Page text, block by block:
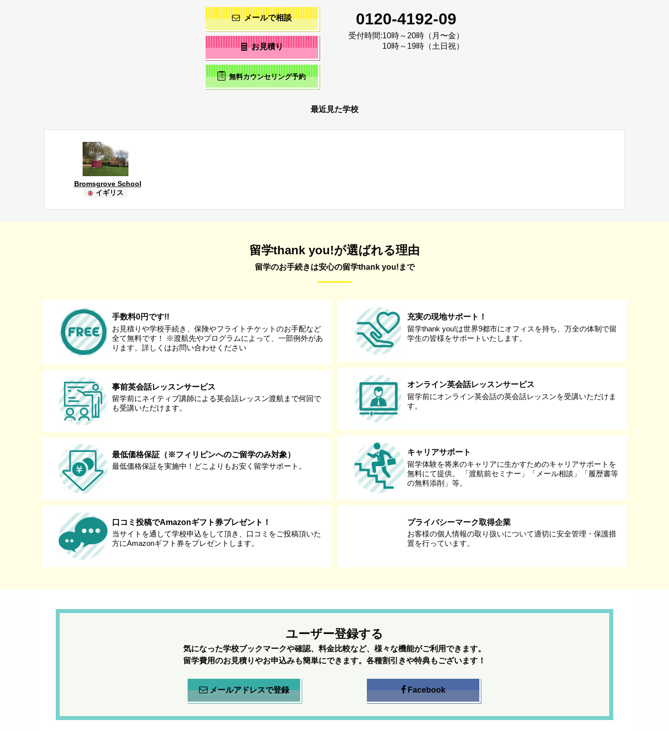
メールで相談
お見積り
無料カウンセリング予約
0120-4192-09
受付時間:10時～20時（月〜金）
10時～19時（土日祝）
最近見た学校
Bromsgrove School
イギリス
留学thank you!が選ばれる理由
留学のお手続きは安心の留学thank you!まで
手数料0円です!!
お見積りや学校手続き、保険やフライトチケットのお手配など
全て無料です！ ※渡航先やプログラムによって、一部例外があ
ります。詳しくはお問い合わせください
事前英会話レッスンサービス
留学前にネイティブ講師による英会話レッスン渡航まで何回で
も受講いただけます。
最低価格保証（※フィリピンへのご留学のみ対象）
最低価格保証を実施中！どこよりもお安く留学サポート。
口コミ投稿でAmazonギフト券プレゼント！
当サイトを通して学校申込をして頂き、口コミをご投稿頂いた
方にAmazonギフト券をプレゼントします。
充実の現地サポート！
留学thank you!は世界9都市にオフィスを持ち、万全の体制で留
学生の皆様をサポートいたします。
オンライン英会話レッスンサービス
留学前にオンライン英会話の英会話レッスンを受講いただけま
す。
キャリアサポート
留学体験を将来のキャリアに生かすためのキャリアサポートを
無料にて提供。 「渡航前セミナー」「メール相談」「履歴書等
の無料添削」等。
プライバシーマーク取得企業
お客様の個人情報の取り扱いについて適切に安全管理・保護措
置を行っています。
ユーザー登録する
気になった学校ブックマークや確認、料金比較など、様々な機能がご利用できます。
留学費用のお見積りやお申込みも簡単にできます。各種割引きや特典もございます！
メールアドレスで登録 Facebook